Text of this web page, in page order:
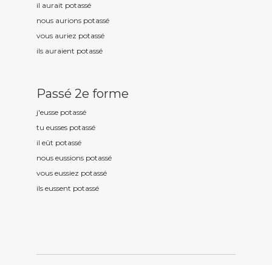
il aurait potassé
nous aurions potassé
vous auriez potassé
ils auraient potassé
Passé 2e forme
j'eusse potassé
tu eusses potassé
il eût potassé
nous eussions potassé
vous eussiez potassé
ils eussent potassé